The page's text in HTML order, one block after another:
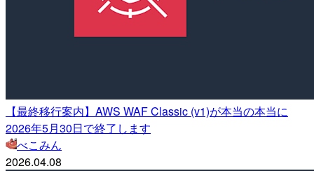
【最終移行案内】AWS WAF Classic (v1)が本当の本当に
2026年5月30日で終了します
べこみん
2026.04.08